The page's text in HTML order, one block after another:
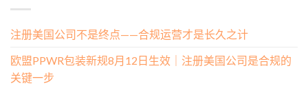
注册美国公司不是终点——合规运营才是长久之计
欧盟PPWR包装新规8月12日生效｜注册美国公司是合规的
关键一步